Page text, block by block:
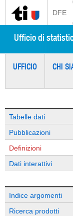
DFE
Ufficio di
UFFICIO CHI
Tabelle dati
Pubblicazioni
Definizioni
Dati interattivi
Indice argomenti
Ricerca prodotti